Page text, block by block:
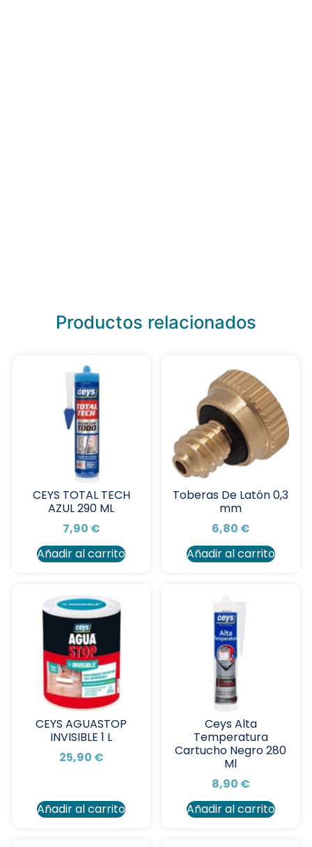
Productos relacionados
CEYS TOTAL TECH
AZUL 290 ML
7,90 €
Añadir al carrito
Toberas De Latón 0,3
mm
6,80 €
Añadir al carrito
CEYS AGUASTOP
INVISIBLE 1 L
25,90 €
Añadir al carrito
Ceys Alta
Temperatura
Cartucho Negro 280
Ml
8,90 €
Añadir al carrito